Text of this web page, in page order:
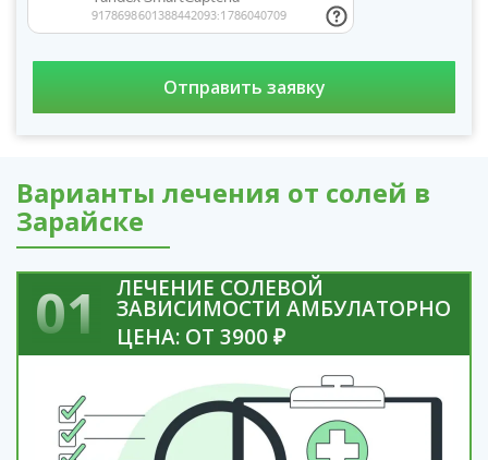
Варианты лечения от солей в
Зарайске
01 ЛЕЧЕНИЕ СОЛЕВОЙ
ЗАВИСИМОСТИ АМБУЛАТОРНО
ЦЕНА: ОТ 3900 ₽